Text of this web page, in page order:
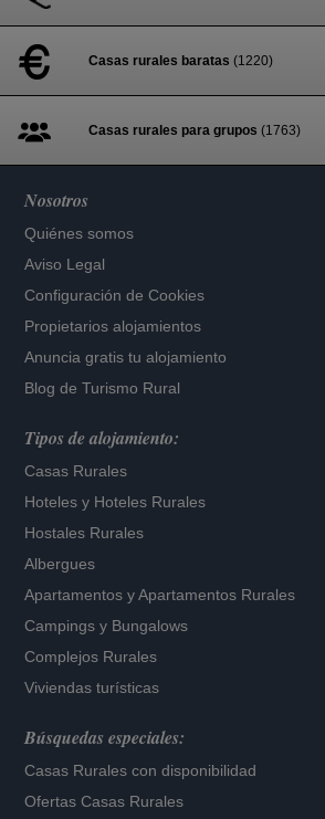
Casas rurales baratas (1220)
Casas rurales para grupos (1763)
Nosotros
Quiénes somos
Aviso Legal
Configuración de Cookies
Propietarios alojamientos
Anuncia gratis tu alojamiento
Blog de Turismo Rural
Tipos de alojamiento:
Casas Rurales
Hoteles y Hoteles Rurales
Hostales Rurales
Albergues
Apartamentos yApartamentos Rurales
Campings y Bungalows
Complejos Rurales
Viviendas turísticas
Búsquedas especiales:
Casas Rurales con disponibilidad
Ofertas Casas Rurales